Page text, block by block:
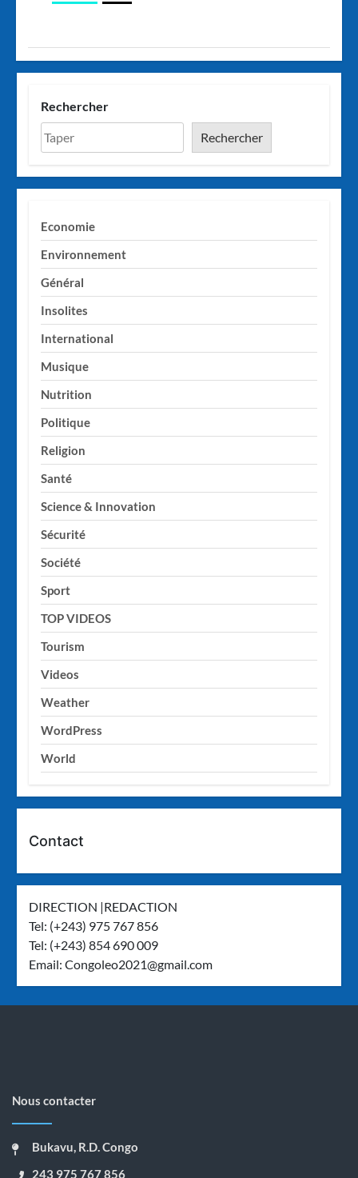
Rechercher
Rechercher
Economie
Environnement
Général
Insolites
International
Musique
Nutrition
Politique
Religion
Santé
Science & Innovation
Sécurité
Société
Sport
TOP VIDEOS
Tourism
Videos
Weather
WordPress
World
Contact
DIRECTION |REDACTION
Tel: (+243) 975 767 856
Tel: (+243) 854 690 009
Email:Congoleo2021@gmail.com
Nous contacter
Bukavu, R.D. Congo
243 975 767 856